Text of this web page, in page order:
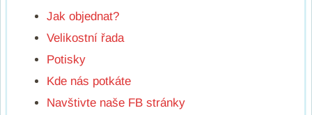
Jak objednat?
Velikostní řada
Potisky
Kde nás potkáte
Navštivte naše FB stránky